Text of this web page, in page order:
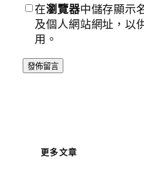
在瀏覽器中儲存顯示
及個人網站網址，以
用。
更多文章